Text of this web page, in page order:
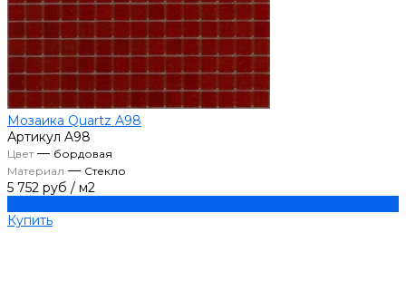
Мозаика Quartz A98
Артикул A98
Цвет— бордовая
Материал — Стекло
5 752 руб / м2
Купить